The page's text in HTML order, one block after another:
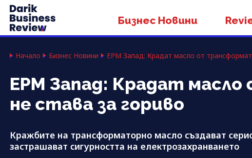
Бизнес Новини
Начало Бизнес Новини ЕРМ Запад: Крадат масло от
ЕРМ Запад: Крадат
не става за гориво
Кражбите на трансформаторно масло създават
застрашават сигурността на електрозахранването